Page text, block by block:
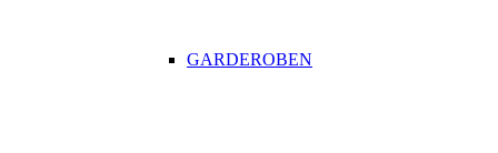
GARDEROBEN